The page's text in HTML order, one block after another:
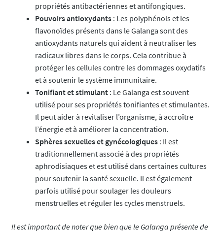
propriétés antibactériennes et antifongiques.
Pouvoirs antioxydants: Les polyphénols et les
flavonoïdes présents dans le Galanga sont des
antioxydants naturels qui aident à neutraliser les
radicaux libres dans le corps. Cela contribue à
protéger les cellules contre les dommages oxydatifs
et à soutenir le système immunitaire.
Tonifiant et stimulant: Le Galanga est souvent
utilisé pour ses propriétés tonifiantes et stimulantes.
Il peut aider à revitaliser l’organisme, à accroître
l’énergie et à améliorer la concentration.
Sphères sexuelles et gynécologiques: Il est
traditionnellement associé à des propriétés
aphrodisiaques et est utilisé dans certaines cultures
pour soutenir la santé sexuelle. Il est également
parfois utilisé pour soulager les douleurs
menstruelles et réguler les cycles menstruels.
Il est important de noter que bien que le Galanga présente de